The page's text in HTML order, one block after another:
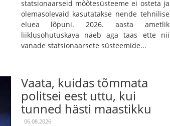
statsionaarseid mõõtesüsteeme ei osteta ja
olemasolevaid kasutatakse nende tehnilise
eluea lõpuni. 2026. aasta ametlik
liiklusohutuskava näeb aga taas ette nii
vanade statsionaarsete süsteemide...
Vaata, kuidas tõmmata
politsei eest uttu, kui
tunned hästi maastikku
06.08.2026